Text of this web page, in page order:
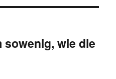
sowenig, wie die